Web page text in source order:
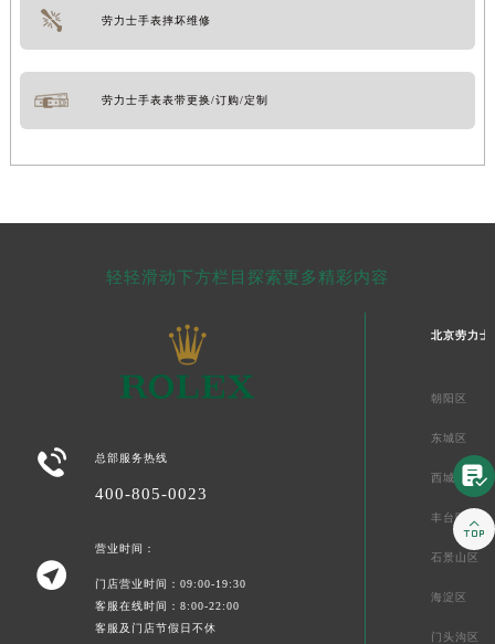
劳力士手表摔坏维修
劳力士手表表带更换/订购/定制
轻轻滑动下方栏目探索更多精彩内容
 总部服务热线
400-805-0023

营业时间：
门店营业时间：09:00-19:30
客服在线时间：8:00-22:00
客服及门店节假日不休
北京劳力士
朝阳区
东城区
西城区
丰台区
石景山区
海淀区
门头沟区

